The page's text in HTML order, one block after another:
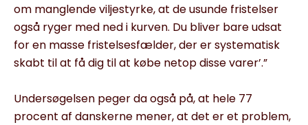
om manglende viljestyrke, at de usunde fristelser
også ryger med ned i kurven. Du bliver bare udsat
for en masse fristelsesfælder, der er systematisk
skabt til at få dig til at købe netop disse varer’.”
Undersøgelsen peger da også på, at hele 77
procent af danskerne mener, at det er et problem,